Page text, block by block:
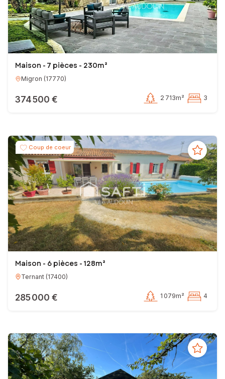
Maison - 7 pièces - 230m²
Migron (17770)
374 500 € 2 713m² 3
Coup de coeur
Maison - 6 pièces - 128m²
Ternant (17400)
285 000 € 1 079m² 4